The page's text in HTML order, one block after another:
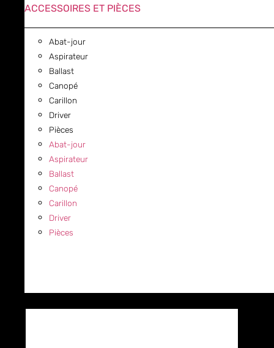
ACCESSOIRES ET PIÈCES
Abat-jour
Aspirateur
Ballast
Canopé
Carillon
Driver
Pièces
Abat-jour
Aspirateur
Ballast
Canopé
Carillon
Driver
Pièces